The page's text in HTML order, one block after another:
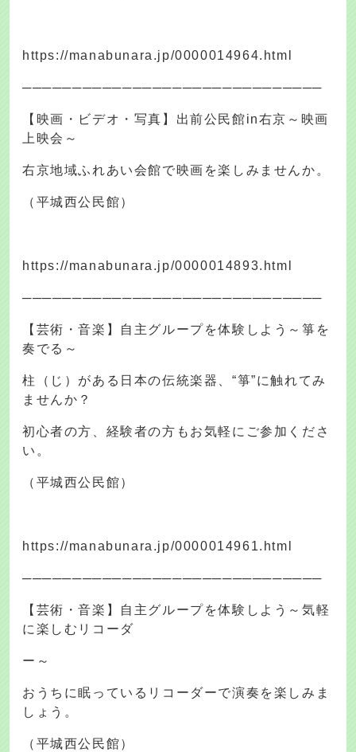
https://manabunara.jp/0000014964.html
──────────────────────────────
【映画・ビデオ・写真】出前公民館in右京～映画
上映会～
右京地域ふれあい会館で映画を楽しみませんか。
（平城西公民館）
https://manabunara.jp/0000014893.html
──────────────────────────────
【芸術・音楽】自主グループを体験しよう～箏を
奏でる～
柱（じ）がある日本の伝統楽器、“箏”に触れてみ
ませんか？
初心者の方、経験者の方もお気軽にご参加くださ
い。
（平城西公民館）
https://manabunara.jp/0000014961.html
──────────────────────────────
【芸術・音楽】自主グループを体験しよう～気軽
に楽しむリコーダ
ー～
おうちに眠っているリコーダーで演奏を楽しみま
しょう。
（平城西公民館）